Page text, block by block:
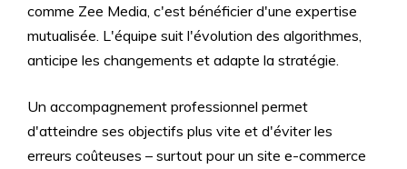
comme Zee Media, c'est bénéficier d'une expertise
mutualisée. L'équipe suit l'évolution des algorithmes,
anticipe les changements et adapte la stratégie.
Un accompagnement professionnel permet
d'atteindre ses objectifs plus vite et d'éviter les
erreurs coûteuses – surtout pour un site e-commerce